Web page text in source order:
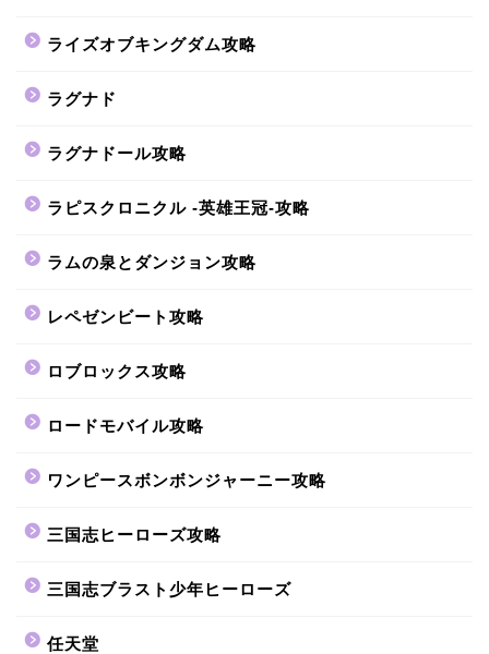
ライズオブキングダム攻略
ラグナド
ラグナドール攻略
ラピスクロニクル -英雄王冠-攻略
ラムの泉とダンジョン攻略
レペゼンビート攻略
ロブロックス攻略
ロードモバイル攻略
ワンピースボンボンジャーニー攻略
三国志ヒーローズ攻略
三国志ブラスト少年ヒーローズ
任天堂